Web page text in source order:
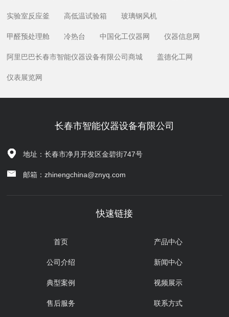
实验室反应釜 高低温试验箱 玻璃钢风机
甲醛预处理舱 冷热台 中国化工仪器网 仪器信息网
阿里巴巴长春市智能仪器设备有限公司商城 盖德化工网
仪表展览网
长春市智能仪器设备有限公司
地址：长春市净月开发区金碧街747号
邮箱：zhinengchina@znyq.com
快速链接
首页 产品中心
公司介绍 新闻中心
典型案例 视频展示
售后服务 联系方式